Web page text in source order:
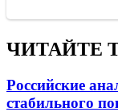
ЧИТАЙТЕ
Российские
стабильного